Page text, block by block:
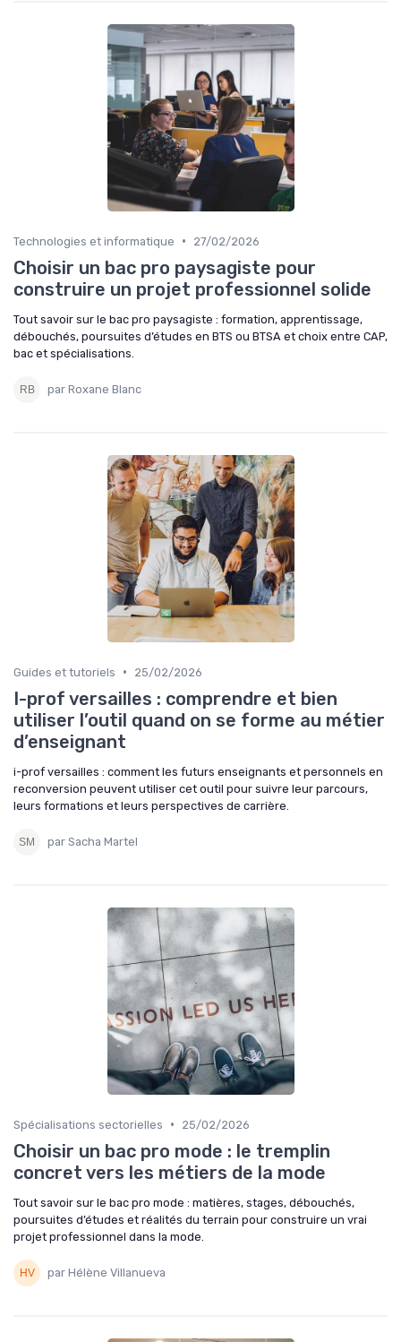
Technologies et informatique • 27/02/2026
Choisir un bac pro paysagiste pour
construire un projet professionnel solide
Tout savoir sur le bac pro paysagiste : formation, apprentissage,
débouchés, poursuites d’études en BTS ou BTSA et choix entre CAP,
bac et spécialisations.
par Roxane Blanc
Guides et tutoriels • 25/02/2026
I-prof versailles : comprendre et bien
utiliser l’outil quand on se forme au métier
d’enseignant
i-prof versailles : comment les futurs enseignants et personnels en
reconversion peuvent utiliser cet outil pour suivre leur parcours,
leurs formations et leurs perspectives de carrière.
par Sacha Martel
Spécialisations sectorielles • 25/02/2026
Choisir un bac pro mode : le tremplin
concret vers les métiers de la mode
Tout savoir sur le bac pro mode : matières, stages, débouchés,
poursuites d’études et réalités du terrain pour construire un vrai
projet professionnel dans la mode.
par Hélène Villanueva